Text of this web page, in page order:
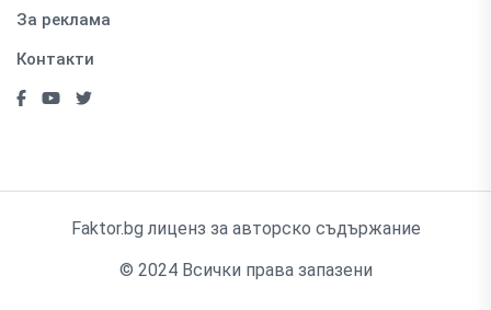
За реклама
Контакти
Faktor.bg лиценз за авторско съдържание
© 2024 Всички права запазени